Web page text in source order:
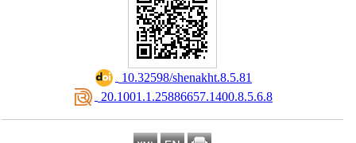
‎ 10.32598/shenakht.8.5.81
‎ 20.1001.1.25886657.1400.8.5.6.8